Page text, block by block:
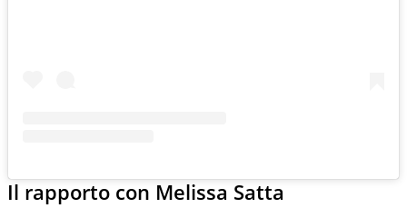
Il rapporto con Melissa Satta